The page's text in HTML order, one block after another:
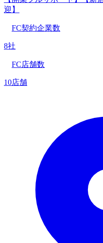
迎】
FC契約企業数
8社
FC店舗数
10店舗